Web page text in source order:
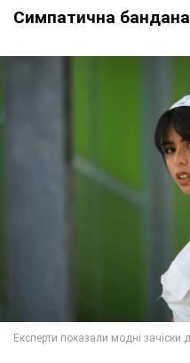
Симпатична бандана